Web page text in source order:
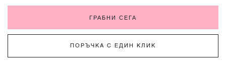
ГРАБНИ СЕГА
ПОРЪЧКА С ЕДИН КЛИК